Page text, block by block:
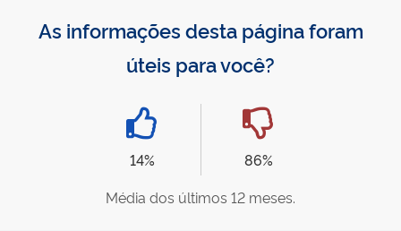
As informações desta página foram
úteis para você?
14%
86%
Média dos últimos 12 meses.